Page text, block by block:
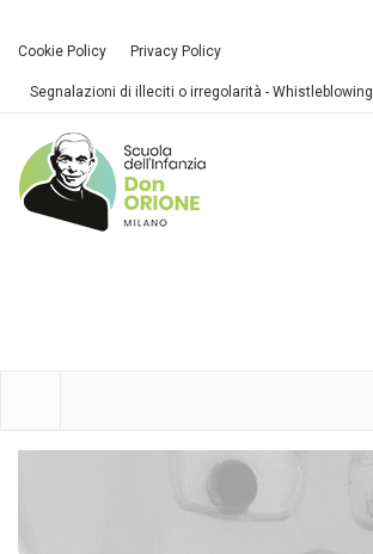
Cookie Policy Privacy Policy
Segnalazioni di illeciti o irregolarità - Whistleblowing